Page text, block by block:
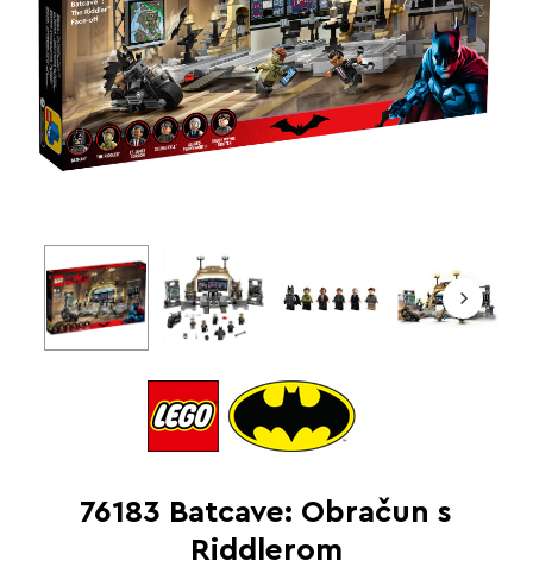
76183 Batcave: Obračun s
Riddlerom